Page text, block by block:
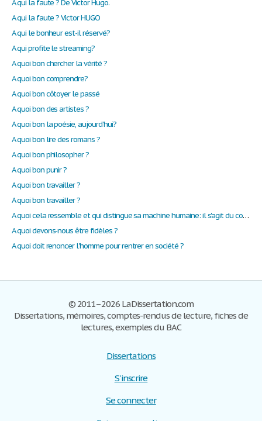
A qui la faute ? De Victor Hugo.
A qui la faute ? Victor HUGO
A qui le bonheur est-il réservé?
A qui profite le streaming?
A quoi bon chercher la vérité ?
A quoi bon comprendre?
A quoi bon côtoyer le passé
A quoi bon des artistes ?
A quoi bon la poésie, aujourd’hui?
A quoi bon lire des romans ?
A quoi bon philosopher ?
A quoi bon punir ?
A quoi bon travailler ?
A quoi bon travailler ?
A quoi cela ressemble et qui distingue sa machine humaine: il s'agit du corps et des sentiments.
A quoi devons-nous être fidèles ?
A quoi doit renoncer l'homme pour rentrer en société ?
© 2011–2026 LaDissertation.com
Dissertations, mémoires, comptes-rendus de lecture, fiches de
lectures, exemples du BAC
Dissertations
S'inscrire
Se connecter